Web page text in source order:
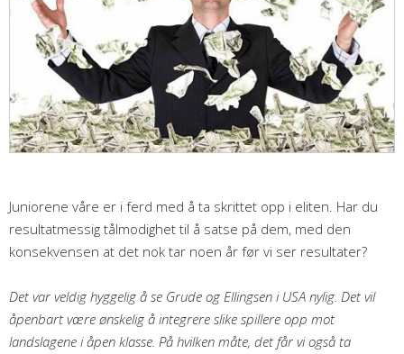
Juniorene våre er i ferd med å ta skrittet opp i eliten. Har du
resultatmessig tålmodighet til å satse på dem, med den
konsekvensen at det nok tar noen år før vi ser resultater?
Det var veldig hyggelig å se Grude og Ellingsen i USA nylig. Det vil
åpenbart være ønskelig å integrere slike spillere opp mot
landslagene i åpen klasse. På hvilken måte, det får vi også ta